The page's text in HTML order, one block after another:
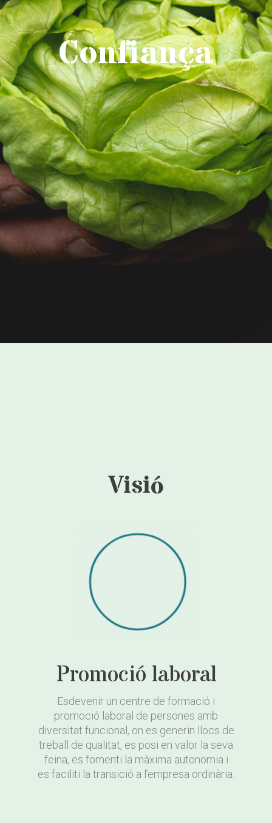
Confiança
Visió
Promoció laboral
Esdevenir un centre de formació i
promoció laboral de persones amb
diversitat funcional, on es generin llocs de
treball de qualitat, es posi en valor la seva
feina, es fomenti la màxima autonomia i
es faciliti la transició a l’empresa ordinària.